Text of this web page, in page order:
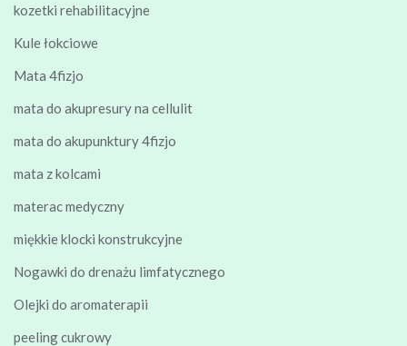
kozetki rehabilitacyjne
Kule łokciowe
Mata 4fizjo
mata do akupresury na cellulit
mata do akupunktury 4fizjo
mata z kolcami
materac medyczny
miękkie klocki konstrukcyjne
Nogawki do drenażu limfatycznego
Olejki do aromaterapii
peeling cukrowy